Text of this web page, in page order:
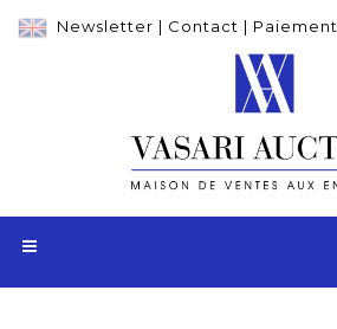
Newsletter | Contact | Paiement